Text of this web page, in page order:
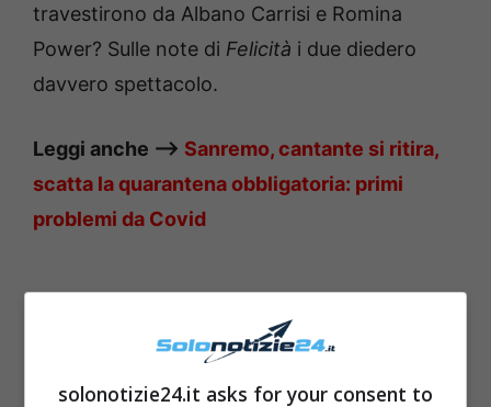
travestirono da Albano Carrisi e Romina
Power? Sulle note di Felicità i due diedero
davvero spettacolo.
Leggi anche —–> Sanremo, cantante si ritira,
scatta la quarantena obbligatoria: primi
problemi da Covid
solonotizie24.it asks for your consent to